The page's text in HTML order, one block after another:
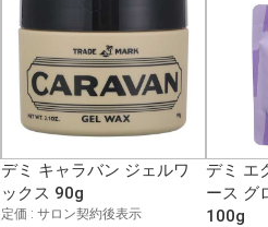
デミ キャラバン ジェルワ
ックス 90g
定価 : サロン契約後表示
デミ エ
ース グ
100g